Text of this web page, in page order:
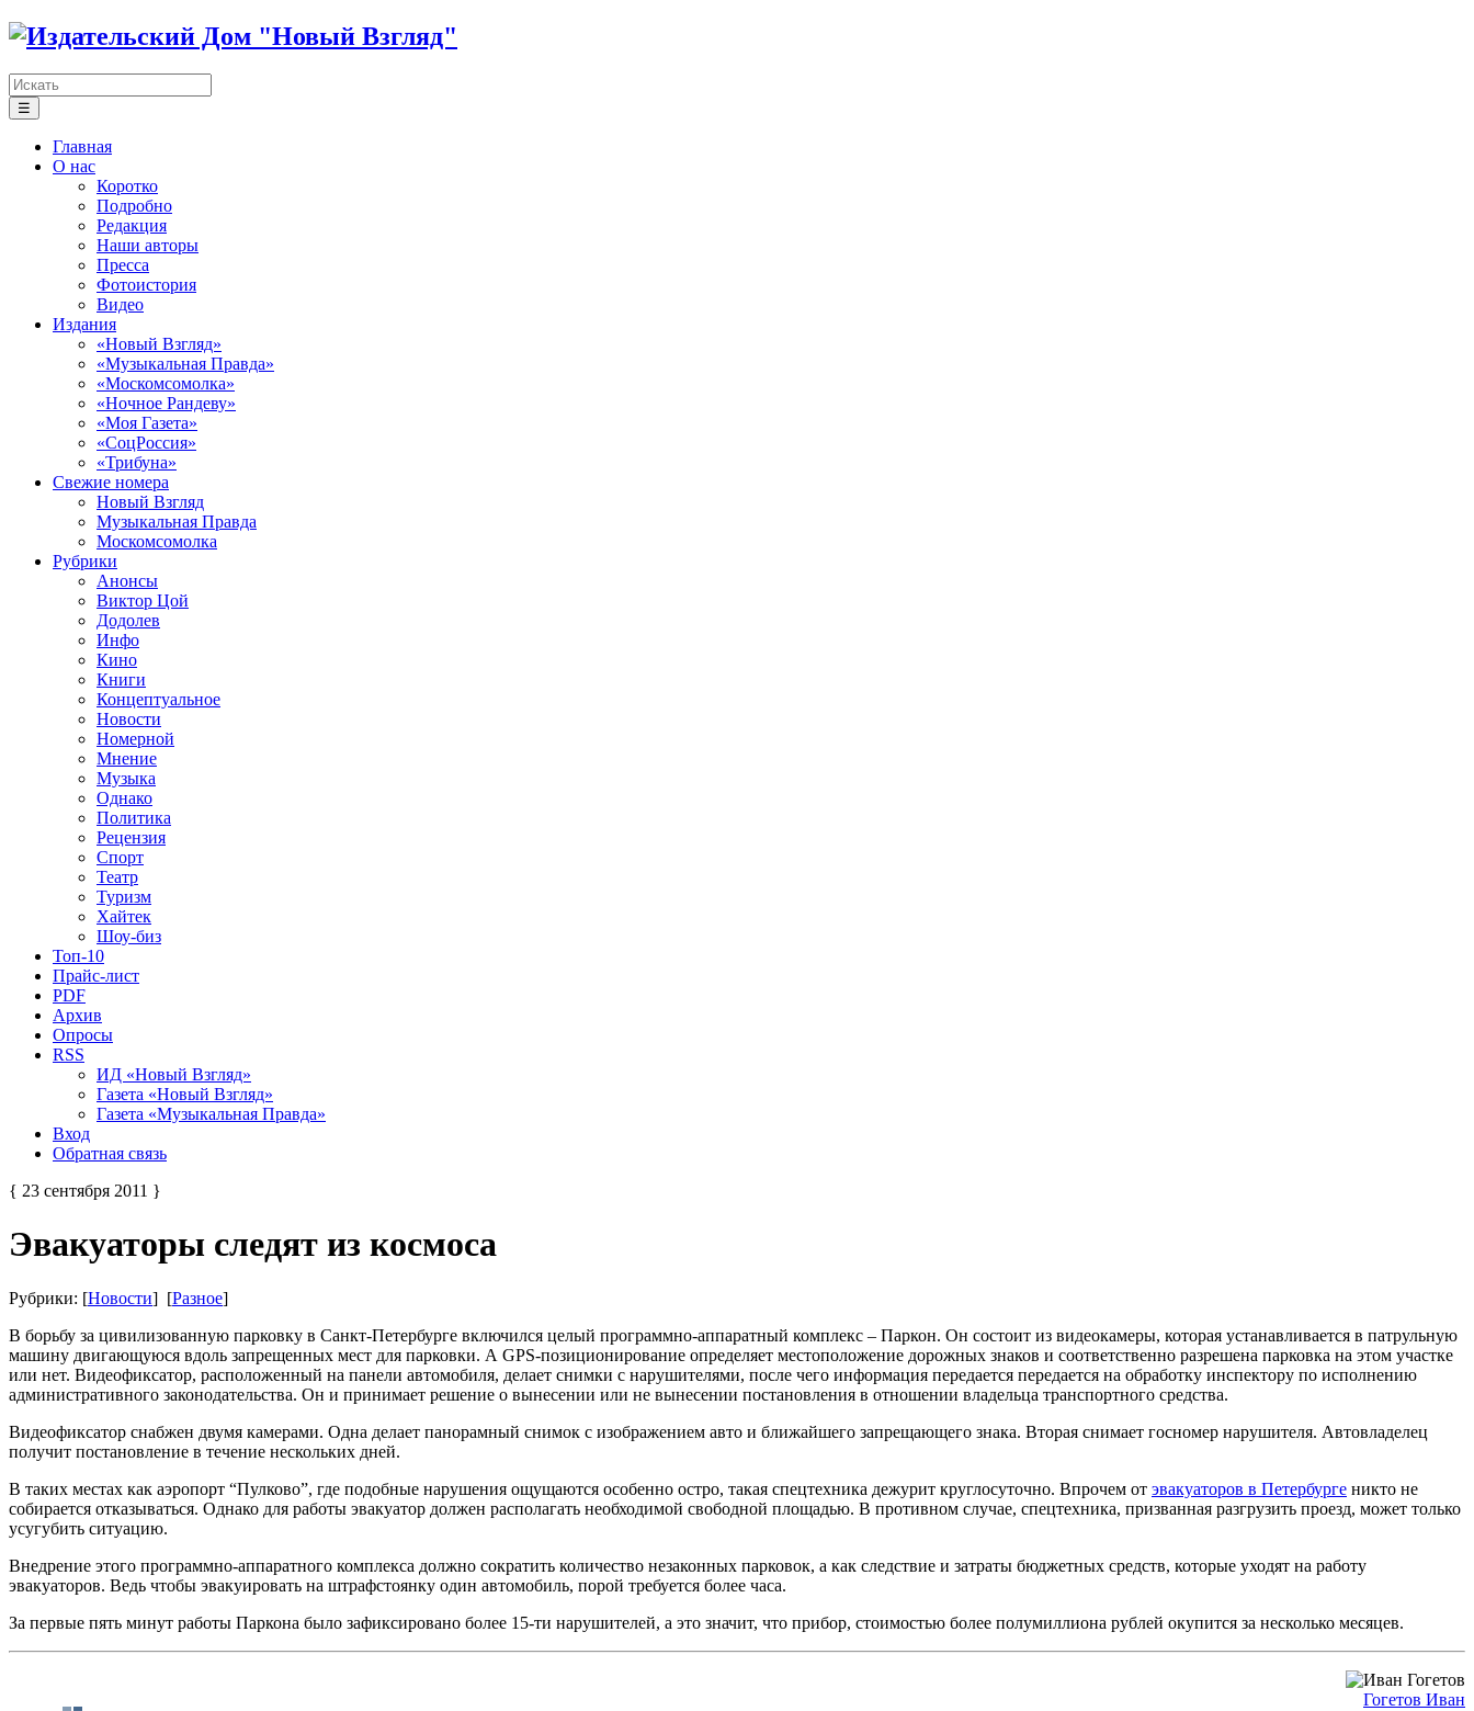
☰
Главная
О нас
Коротко
Подробно
Редакция
Наши авторы
Пресса
Фотоистория
Видео
Издания
«Новый Взгляд»
«Музыкальная Правда»
«Москомсомолка»
«Ночное Рандеву»
«Моя Газета»
«СоцРоссия»
«Трибуна»
Свежие номера
Новый Взгляд
Музыкальная Правда
Москомсомолка
Рубрики
Анонсы
Виктор Цой
Додолев
Инфо
Кино
Книги
Концептуальное
Новости
Номерной
Мнение
Музыка
Однако
Политика
Рецензия
Спорт
Театр
Туризм
Хайтек
Шоу-биз
Топ-10
Прайс-лист
PDF
Архив
Опросы
RSS
ИД «Новый Взгляд»
Газета «Новый Взгляд»
Газета «Музыкальная Правда»
Вход
Обратная связь
{ 23 сентября 2011 }
Эвакуаторы следят из космоса
Рубрики: [Новости] [Разное]
В борьбу за цивилизованную парковку в Санкт-Петербурге включился целый программно-аппаратный комплекс – Паркон. Он состоит из видеокамеры, которая устанавливается в патрульную
машину двигающуюся вдоль запрещенных мест для парковки. А GPS-позиционирование определяет местоположение дорожных знаков и соответственно разрешена парковка на этом участке
или нет. Видеофиксатор, расположенный на панели автомобиля, делает снимки с нарушителями, после чего информация передается передается на обработку инспектору по исполнению
административного законодательства. Он и принимает решение о вынесении или не вынесении постановления в отношении владельца транспортного средства.
Видеофиксатор снабжен двумя камерами. Одна делает панорамный снимок с изображением авто и ближайшего запрещающего знака. Вторая снимает госномер нарушителя. Автовладелец
получит постановление в течение нескольких дней.
В таких местах как аэропорт “Пулково”, где подобные нарушения ощущаются особенно остро, такая спецтехника дежурит круглосуточно. Впрочем от эвакуаторов в Петербурге никто не
собирается отказываться. Однако для работы эвакуатор должен располагать необходимой свободной площадью. В противном случае, спецтехника, призванная разгрузить проезд, может только
усугубить ситуацию.
Внедрение этого программно-аппаратного комплекса должно сократить количество незаконных парковок, а как следствие и затраты бюджетных средств, которые уходят на работу
эвакуаторов. Ведь чтобы эвакуировать на штрафстоянку один автомобиль, порой требуется более часа.
За первые пять минут работы Паркона было зафиксировано более 15-ти нарушителей, а это значит, что прибор, стоимостью более полумиллиона рублей окупится за несколько месяцев.
Гогетов Иван